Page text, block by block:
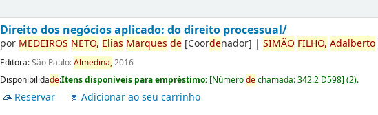
Direito dos negócios aplicado: do direito processual/
por MEDEIROS NETO, Elias Marques de [Coordenador] |SIMÃO FILHO, Adalberto
Editora:São Paulo:Almedina,2016
Disponibilidade:Itens disponíveis para empréstimo: [Númerodechamada:342.2 D598](2).
Reservar Adicionar ao seu carrinho